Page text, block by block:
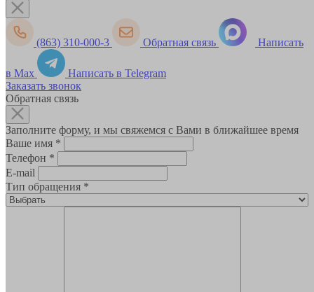
(863) 310-000-3 Обратная связь Написать
в Max
Написать в Telegram
Заказать звонок
Обратная связь
Заполните форму, и мы свяжемся с Вами в ближайшее время
Ваше имя *
Телефон *
E-mail
Тип обращения *